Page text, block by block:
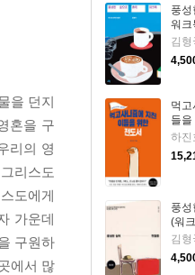
풍성
워크
김형
먹고
들을
하진
풍성
(워
김형
을 던지
혼을 구
리의 영
리스도
도에게
가운데
구원하
에서 많